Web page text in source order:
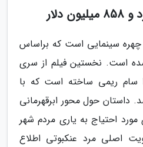
سینمایی است که براساس
است. نخستین فیلم از سری
سام ریمی ساخته است که با
داستان حول محور ابرقهرمانی
احتیاج به یاری مردم شهر
اصلی مرد عنکبوتی اطلاع